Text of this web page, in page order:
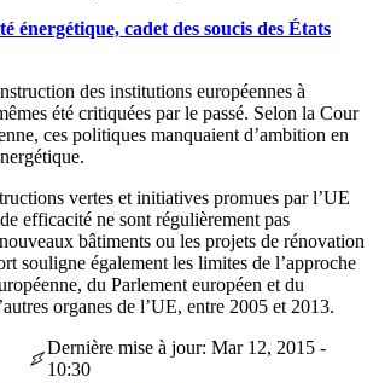
énergétique, cadet des soucis des États
des institutions européennes à
été critiquées par le passé. Selon la Cour
ces politiques manquaient d’ambition en
vertes et initiatives promues par l’UE
efficacité ne sont régulièrement pas
bâtiments ou les projets de rénovation
souligne également les limites de l’approche
du Parlement européen et du
organes de l’UE, entre 2005 et 2013.
Dernière mise à jour: Mar 12, 2015 -
10:30